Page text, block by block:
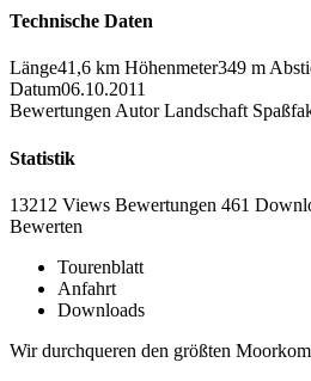
Technische Daten
Länge41,6 km Höhenmeter349 m
Datum06.10.2011
Bewertungen Autor Landschaft
Statistik
13212 Views Bewertungen 461
Bewerten
Tourenblatt
Anfahrt
Downloads
Wir durchqueren den größten